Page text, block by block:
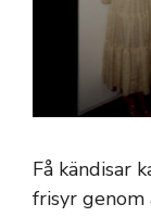
Få kändisar
frisyr genom